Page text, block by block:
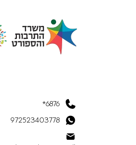
6876*
972523403778